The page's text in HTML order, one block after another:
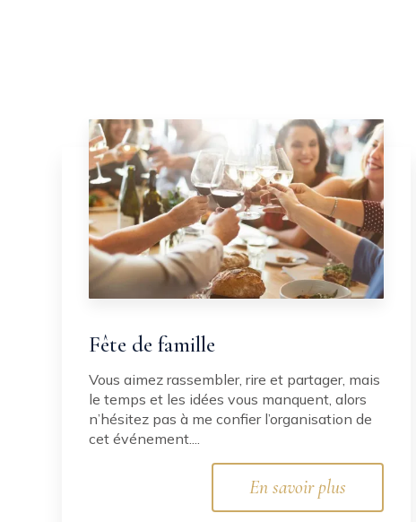
Fête de famille
Vous aimez rassembler, rire et partager, mais
le temps et les idées vous manquent, alors
n’hésitez pas à me confier l’organisation de
cet événement....
En savoir plus